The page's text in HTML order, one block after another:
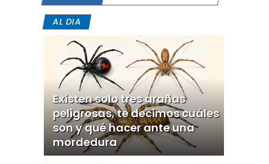
AL DIA
Existen solo tres arañas
peligrosas, te decimos cuáles
son y qué hacer ante una
mordedura